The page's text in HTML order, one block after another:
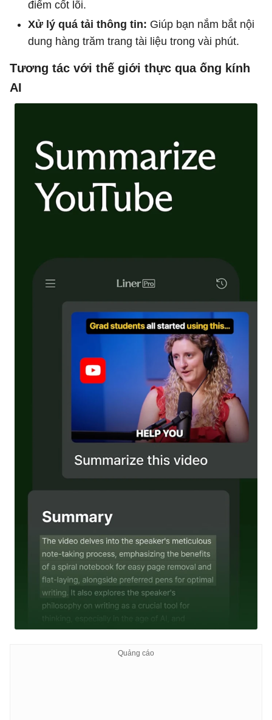
điểm cốt lõi.
Xử lý quá tải thông tin: Giúp bạn nắm bắt nội
dung hàng trăm trang tài liệu trong vài phút.
Tương tác với thế giới thực qua ống kính
AI